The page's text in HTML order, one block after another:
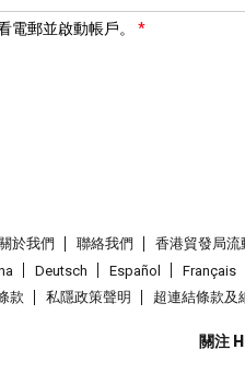
電郵並啟動帳戶。
關於我們 聯絡我們 香港貿發局流
Deutsch Español Français
款
私隱政策聲明 超連結條款及
關注